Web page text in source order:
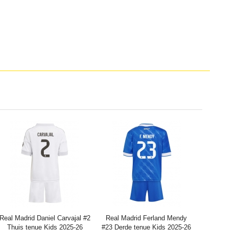
Real Madrid Daniel Carvajal #2
Thuis tenue Kids 2025-26
Real Madrid Ferland Mendy
#23 Derde tenue Kids 2025-26